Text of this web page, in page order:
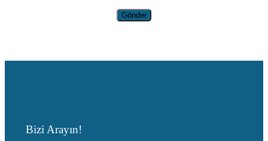
Gönder
Bizi Arayın!